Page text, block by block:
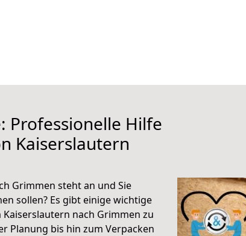
Professionelle Hilfe
Kaiserslautern
Grimmen steht an und Sie
sollen? Es gibt einige wichtige
nach Grimmen zu
Planung bis hin zum Verpacken